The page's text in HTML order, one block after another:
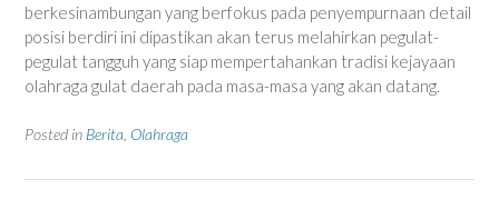
berkesinambungan yang berfokus pada penyempurnaan detail
posisi berdiri ini dipastikan akan terus melahirkan pegulat-
pegulat tangguh yang siap mempertahankan tradisi kejayaan
olahraga gulat daerah pada masa-masa yang akan datang.
Posted in Berita, Olahraga